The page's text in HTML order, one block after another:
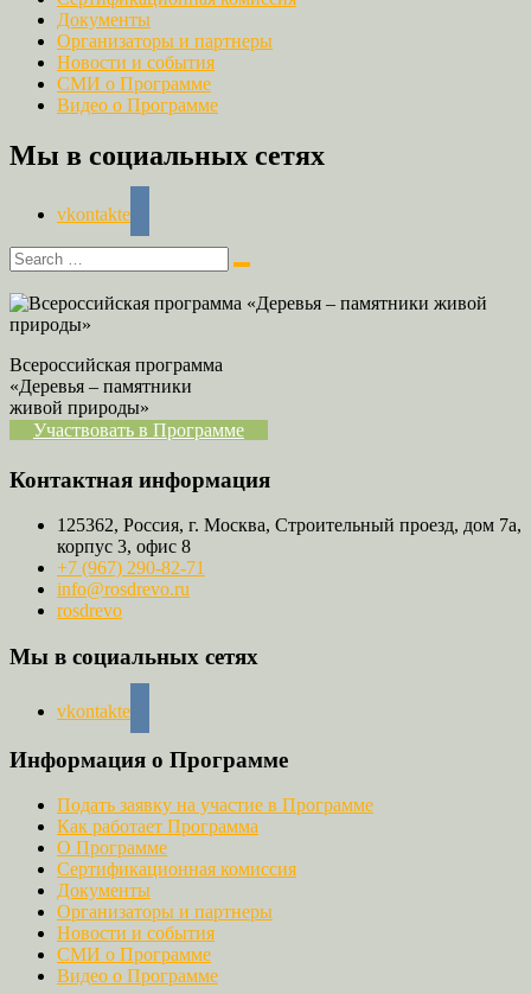
Документы
Организаторы и партнеры
Новости и события
СМИ о Программе
Видео о Программе
Мы в социальных сетях
vkontakte
Всероссийская программа
«Деревья – памятники
живой природы»
Участвовать в Программе
Контактная информация
125362, Россия, г. Москва, Строительный проезд, дом 7а,
корпус 3, офис 8
+7 (967) 290-82-71
info@rosdrevo.ru
rosdrevo
Мы в социальных сетях
vkontakte
Информация о Программе
Подать заявку на участие в Программе
Как работает Программа
О Программе
Сертификационная комиссия
Документы
Организаторы и партнеры
Новости и события
СМИ о Программе
Видео о Программе